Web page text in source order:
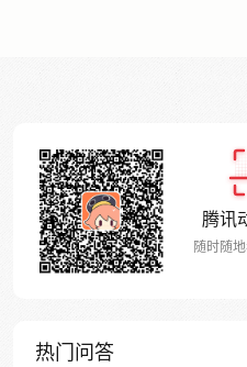
腾讯
随时随
热门问答